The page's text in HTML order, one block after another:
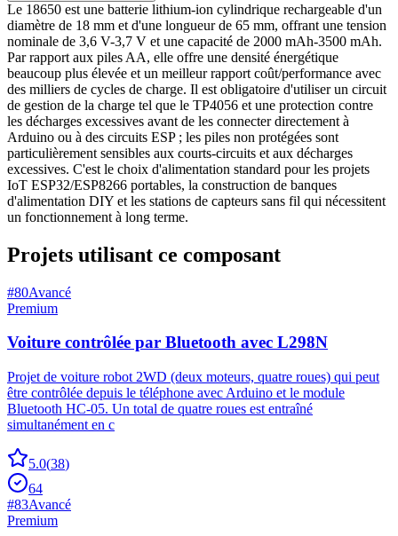
Le 18650 est une batterie lithium-ion cylindrique rechargeable d'un
diamètre de 18 mm et d'une longueur de 65 mm, offrant une tension
nominale de 3,6 V-3,7 V et une capacité de 2000 mAh-3500 mAh.
Par rapport aux piles AA, elle offre une densité énergétique
beaucoup plus élevée et un meilleur rapport coût/performance avec
des milliers de cycles de charge. Il est obligatoire d'utiliser un circuit
de gestion de la charge tel que le TP4056 et une protection contre
les décharges excessives avant de les connecter directement à
Arduino ou à des circuits ESP ; les piles non protégées sont
particulièrement sensibles aux courts-circuits et aux décharges
excessives. C'est le choix d'alimentation standard pour les projets
IoT ESP32/ESP8266 portables, la construction de banques
d'alimentation DIY et les stations de capteurs sans fil qui nécessitent
un fonctionnement à long terme.
Projets utilisant ce composant
#80Avancé
Premium
Voiture contrôlée par Bluetooth avec L298N
Projet de voiture robot 2WD (deux moteurs, quatre roues) qui peut
être contrôlée depuis le téléphone avec Arduino et le module
Bluetooth HC-05. Un total de quatre roues est entraîné
simultanément en c
5.0(38)
64
#83Avancé
Premium